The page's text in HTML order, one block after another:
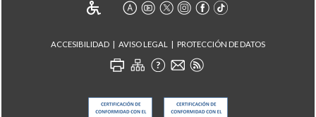
ACCESIBILIDAD AVISO LEGAL PROTECCIÓN DE DATOS